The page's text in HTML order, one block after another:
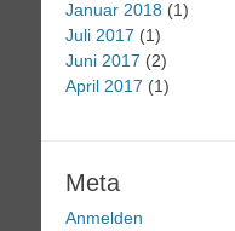
Januar 2018 (1)
Juli 2017 (1)
Juni 2017 (2)
April 2017 (1)
Meta
Anmelden